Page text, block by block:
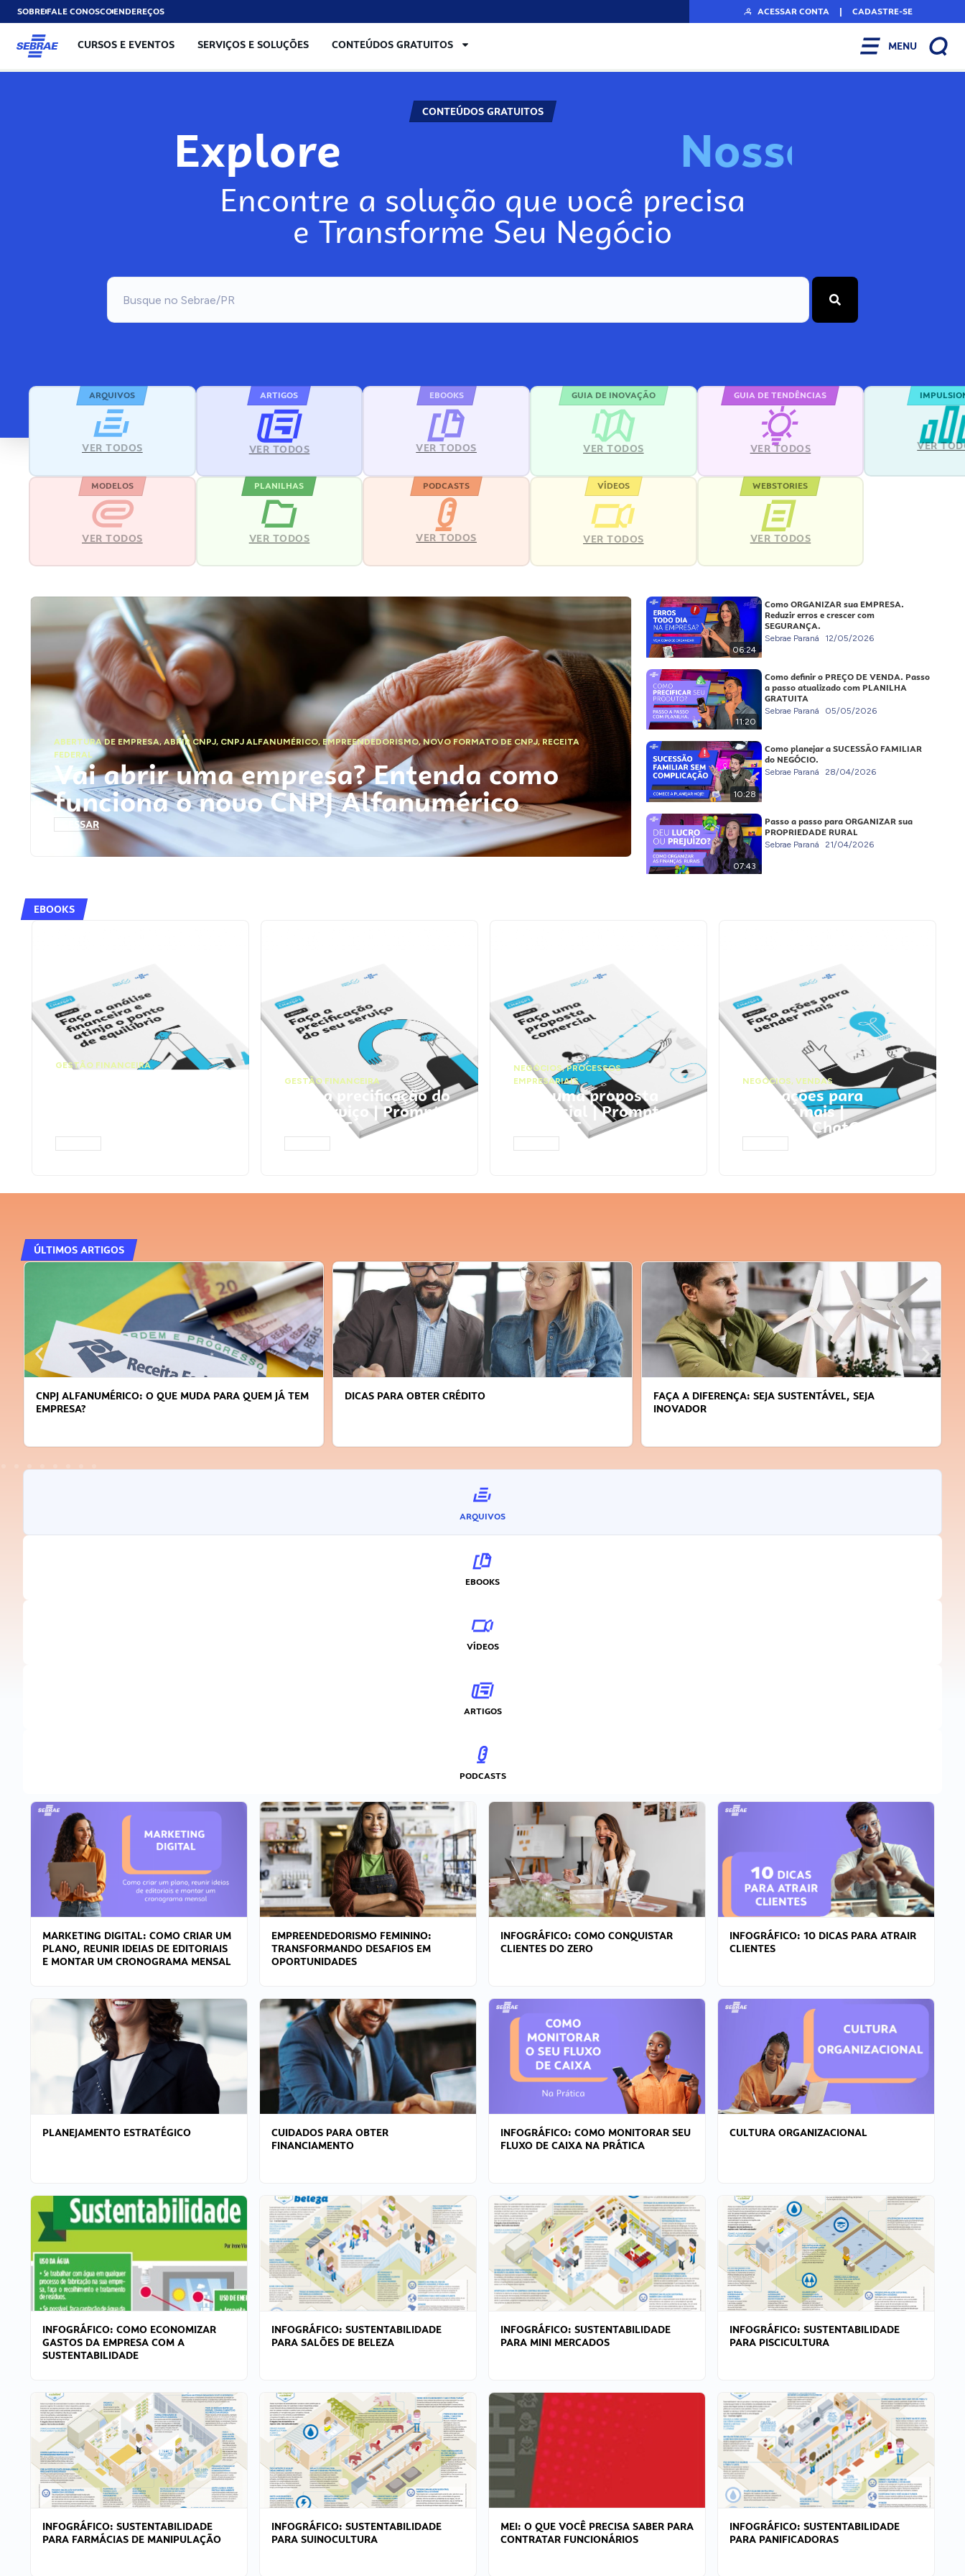
SOBREFALE CONOSCOENDEREÇOS ACESSAR CONTA | CADASTRE-SE
CURSOS E EVENTOS SERVIÇOS E SOLUÇÕES CONTEÚDOS GRATUITOS MENU
CONTEÚDOS GRATUITOS
Explore No
Encontre a solução que você precisa
e Transforme Seu Negócio
ARQUIVOS
VER TODOS
ARTIGOS
VER TODOS
EBOOKS
VER TODOS
GUIA DE INOVAÇÃO
VER TODOS
GUIA DE TENDÊNCIAS
VER TODOS VER
MODELOS
VER TODOS
PLANILHAS
VER TODOS
PODCASTS
VER TODOS
VÍDEOS
VER TODOS
WEBSTORIES
VER TODOS
ABERTURA DE EMPRESA,ABRIR CNPJ, CNPJ ALFANUMÉRICO, EMPREENDEDORISMO,NOVO FORMATO DE CNPJ,RECEITA
FEDERAL
Vai abrir uma empresa? Entenda como
funciona o novo CNPJ Alfanumérico
ACESSAR
06:24
Como ORGANIZAR sua EMPRESA.
Reduzir erros e crescer com
SEGURANÇA.
Sebrae Paraná 12/05/2026
11:20
Como definir o PREÇO DE VENDA. Passo
a passo atualizado com PLANILHA
GRATUITA
Sebrae Paraná 05/05/2026
10:28
Como planejar a SUCESSÃO FAMILIAR
do NEGÓCIO.
Sebrae Paraná 28/04/2026
07:43
Passo a passo para ORGANIZAR sua
PROPRIEDADE RURAL
Sebrae Paraná 21/04/2026
EBOOKS
GESTÃO FINANCEIRA
GESTÃO FINANCEIRA
Faça a precificação do
seu serviço | Prompts
ChatGPT
NEGÓCIOS,PROCESSOS
EMPRESARIAIS
Faça uma proposta
comercial | Prompts
ChatGPT
NEGÓCIOS, VENDAS
Faça ações para
vender mais |
Prompts ChatGPT
ÚLTIMOS ARTIGOS
JÁ TEM DICAS PARA OBTER CRÉDITO
FAÇA A DIFERENÇA: SEJA SUSTENTÁVEL, SEJA
APRENDA A GERENCIAR O SEU TEMPO
ARQUIVOS
EBOOKS
VÍDEOS
ARTIGOS
PODCASTS
MARKETING DIGITAL: COMO CRIAR UM
PLANO, REUNIR IDEIAS DE EDITORIAIS
E MONTAR UM CRONOGRAMA MENSAL
EMPREENDEDORISMO FEMININO:
TRANSFORMANDO DESAFIOS EM
OPORTUNIDADES
INFOGRÁFICO: COMO CONQUISTAR
CLIENTES DO ZERO
INFOGRÁFICO: 10 DICAS PARA ATRAIR
CLIENTES
PLANEJAMENTO ESTRATÉGICO
CUIDADOS PARA OBTER
FINANCIAMENTO
INFOGRÁFICO: COMO MONITORAR SEU
FLUXO DE CAIXA NA PRÁTICA
CULTURA ORGANIZACIONAL
INFOGRÁFICO: COMO ECONOMIZAR
GASTOS DA EMPRESA COM A
SUSTENTABILIDADE
INFOGRÁFICO: SUSTENTABILIDADE
PARA SALÕES DE BELEZA
INFOGRÁFICO: SUSTENTABILIDADE
PARA MINI MERCADOS
INFOGRÁFICO: SUSTENTABILIDADE
PARA PISCICULTURA
INFOGRÁFICO: SUSTENTABILIDADE
PARA FARMÁCIAS DE MANIPULAÇÃO
INFOGRÁFICO: SUSTENTABILIDADE
PARA SUINOCULTURA
MEI: O QUE VOCÊ PRECISA SABER PARA
CONTRATAR FUNCIONÁRIOS
INFOGRÁFICO: SUSTENTABILIDADE
PARA PANIFICADORAS